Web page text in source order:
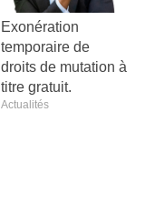
Exonération
temporaire de
droits de mutation à
titre gratuit.
Actualités